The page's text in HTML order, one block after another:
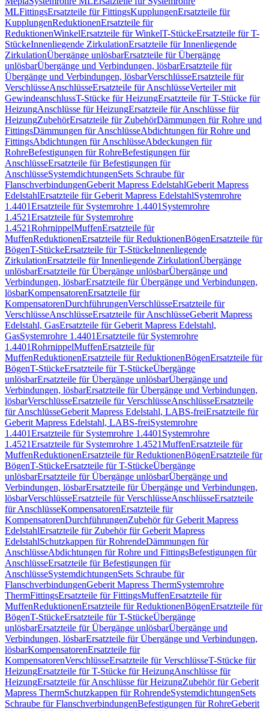
MLFittingsErsatzteile für FittingsKupplungenErsatzteile für
KupplungenReduktionenErsatzteile für
ReduktionenWinkelErsatzteile für WinkelT-StückeErsatzteile für T-
StückeInnenliegende ZirkulationErsatzteile für Innenliegende
ZirkulationÜbergänge unlösbarErsatzteile für Übergänge
unlösbarÜbergänge und Verbindungen, lösbarErsatzteile für
Übergänge und Verbindungen, lösbarVerschlüsseErsatzteile für
VerschlüsseAnschlüsseErsatzteile für AnschlüsseVerteiler mit
GewindeanschlussT-Stücke für HeizungErsatzteile für T-Stücke für
HeizungAnschlüsse für HeizungErsatzteile für Anschlüsse für
HeizungZubehörErsatzteile für ZubehörDämmungen für Rohre und
FittingsDämmungen für AnschlüsseAbdichtungen für Rohre und
FittingsAbdichtungen für AnschlüsseAbdeckungen für
RohreBefestigungen für RohreBefestigungen für
AnschlüsseErsatzteile für Befestigungen für
AnschlüsseSystemdichtungenSets Schraube für
FlanschverbindungenGeberit Mapress EdelstahlGeberit Mapress
EdelstahlErsatzteile für Geberit Mapress EdelstahlSystemrohre
1.4401Ersatzteile für Systemrohre 1.4401 Systemrohre
1.4521Ersatzteile für Systemrohre
1.4521RohrnippelMuffenErsatzteile für
MuffenReduktionenErsatzteile für ReduktionenBögenErsatzteile für
BögenT-StückeErsatzteile für T-StückeInnenliegende
ZirkulationErsatzteile für Innenliegende ZirkulationÜbergänge
unlösbarErsatzteile für Übergänge unlösbarÜbergänge und
Verbindungen, lösbarErsatzteile für Übergänge und Verbindungen,
lösbarKompensatorenErsatzteile für
KompensatorenDurchführungenVerschlüsseErsatzteile für
VerschlüsseAnschlüsseErsatzteile für AnschlüsseGeberit Mapress
Edelstahl, GasErsatzteile für Geberit Mapress Edelstahl,
GasSystemrohre 1.4401Ersatzteile für Systemrohre
1.4401RohrnippelMuffenErsatzteile für
MuffenReduktionenErsatzteile für ReduktionenBögenErsatzteile für
BögenT-StückeErsatzteile für T-StückeÜbergänge
unlösbarErsatzteile für Übergänge unlösbarÜbergänge und
Verbindungen, lösbarErsatzteile für Übergänge und Verbindungen,
lösbarVerschlüsseErsatzteile für VerschlüsseAnschlüsseErsatzteile
für AnschlüsseGeberit Mapress Edelstahl, LABS-freiErsatzteile für
Geberit Mapress Edelstahl, LABS-freiSystemrohre
1.4401Ersatzteile für Systemrohre 1.4401 Systemrohre
1.4521Ersatzteile für Systemrohre 1.4521MuffenErsatzteile für
MuffenReduktionenErsatzteile für ReduktionenBögenErsatzteile für
BögenT-StückeErsatzteile für T-StückeÜbergänge
unlösbarErsatzteile für Übergänge unlösbarÜbergänge und
Verbindungen, lösbarErsatzteile für Übergänge und Verbindungen,
lösbarVerschlüsseErsatzteile für VerschlüsseAnschlüsseErsatzteile
für AnschlüsseKompensatorenErsatzteile für
KompensatorenDurchführungenZubehör für Geberit Mapress
EdelstahlErsatzteile für Zubehör für Geberit Mapress
EdelstahlSchutzkappen für RohrendeDämmungen für
AnschlüsseAbdichtungen für Rohre und FittingsBefestigungen für
AnschlüsseErsatzteile für Befestigungen für
AnschlüsseSystemdichtungenSets Schraube für
FlanschverbindungenGeberit Mapress ThermSystemrohre
ThermFittingsErsatzteile für FittingsMuffenErsatzteile für
MuffenReduktionenErsatzteile für ReduktionenBögenErsatzteile für
BögenT-StückeErsatzteile für T-StückeÜbergänge
unlösbarErsatzteile für Übergänge unlösbarÜbergänge und
Verbindungen, lösbarErsatzteile für Übergänge und Verbindungen,
lösbarKompensatorenErsatzteile für
KompensatorenVerschlüsseErsatzteile für VerschlüsseT-Stücke für
HeizungErsatzteile für T-Stücke für HeizungAnschlüsse für
HeizungErsatzteile für Anschlüsse für HeizungZubehör für Geberit
Mapress ThermSchutzkappen für RohrendeSystemdichtungenSets
Schraube für FlanschverbindungenBefestigungen für RohreGeberit